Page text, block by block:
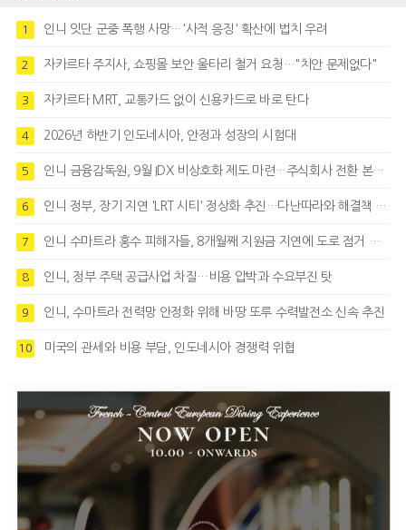
1 인니 잇단 군중 폭행 사망…'사적 응징' 확산에 법치 우려
2 자카르타 주지사, 쇼핑몰 보안 울타리 철거 요청…"치안 문제없다"
3 자카르타 MRT, 교통카드 없이 신용카드로 바로 탄다
4 2026년 하반기 인도네시아, 안정과 성장의 시험대
5 인니 금융감독원, 9월 IDX 비상호화 제도 마련…주식회사 전환 본격화
6 인니 정부, 장기 지연 'LRT 시티' 정상화 추진…다난따라와 해결책 모색
7 인니 수마트라 홍수 피해자들, 8개월째 지원금 지연에 도로 점거 시위
8 인니, 정부 주택 공급사업 차질…비용 압박과 수요부진 탓
9 인니, 수마트라 전력망 안정화 위해 바땅 또루 수력발전소 신속 추진
10 미국의 관세와 비용 부담, 인도네시아 경쟁력 위협